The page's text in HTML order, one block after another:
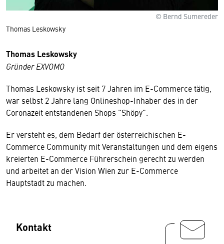
© Bernd Sumereder
Thomas Leskowsky
Thomas Leskowsky
Gründer EXVOMO
Thomas Leskowsky ist seit 7 Jahren im E-Commerce tätig,
war selbst 2 Jahre lang Onlineshop-Inhaber des in der
Coronazeit entstandenen Shops "Shöpy".
Er versteht es, dem Bedarf der österreichischen E-
Commerce Community mit Veranstaltungen und dem eigens
kreierten E-Commerce Führerschein gerecht zu werden
und arbeitet an der Vision Wien zur E-Commerce
Hauptstadt zu machen.
Kontakt